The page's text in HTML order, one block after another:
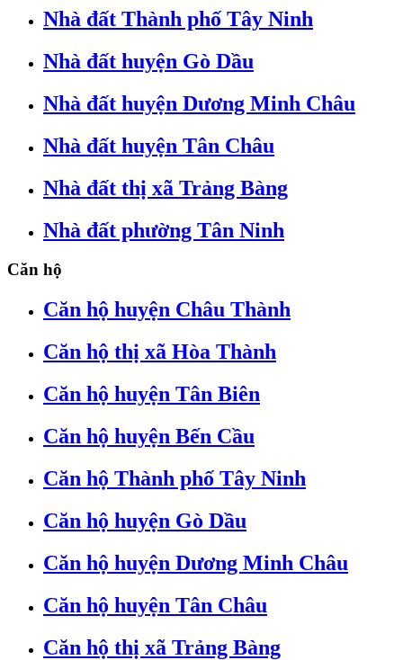
Nhà đất Thành phố Tây Ninh
Nhà đất huyện Gò Dầu
Nhà đất huyện Dương Minh Châu
Nhà đất huyện Tân Châu
Nhà đất thị xã Trảng Bàng
Nhà đất phường Tân Ninh
Căn hộ
Căn hộ huyện Châu Thành
Căn hộ thị xã Hòa Thành
Căn hộ huyện Tân Biên
Căn hộ huyện Bến Cầu
Căn hộ Thành phố Tây Ninh
Căn hộ huyện Gò Dầu
Căn hộ huyện Dương Minh Châu
Căn hộ huyện Tân Châu
Căn hộ thị xã Trảng Bàng